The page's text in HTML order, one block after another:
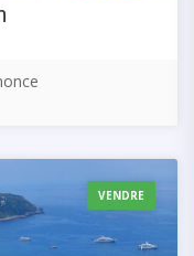
VENDRE